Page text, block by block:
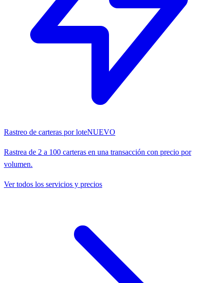
Rastreo de carteras por loteNUEVO
Rastrea de 2 a 100 carteras en una transacción con precio por
volumen.
Ver todos los servicios y precios